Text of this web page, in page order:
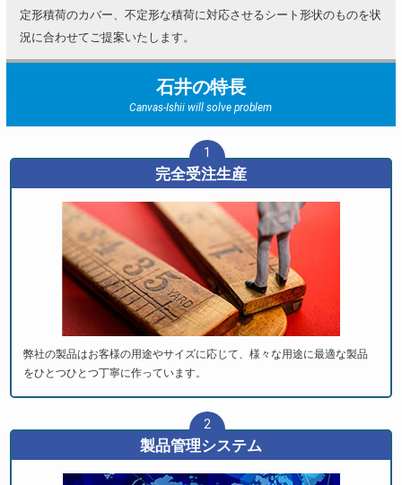
定形積荷のカバー、不定形な積荷に対応させるシート形状のものを状
況に合わせてご提案いたします。
石井の特長
Canvas-Ishii will solve problem
1
完全受注生産
弊社の製品はお客様の用途やサイズに応じて、様々な用途に最適な製品
をひとつひとつ丁寧に作っています。
2
製品管理システム